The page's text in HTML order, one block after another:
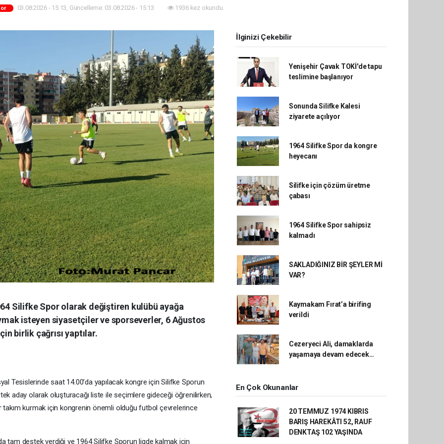
03.08.2026 - 15:13, Güncelleme: 03.08.2026 - 15:13 1936 kez okundu.
Silifke Spor olarak değiştiren kulübü ayağa
isteyen siyasetçiler ve sporseverler, 6 Ağustos
birlik çağrısı yaptılar.
Tesislerinde saat 14.00’da yapılacak kongre için Silifke Sporun
aday olarak oluşturacağı liste ile seçimlere gideceği öğrenilirken,
kurmak için kongrenin önemli olduğu futbol çevrelerince
tam destek verdiği ve 1964 Silifke Sporun ligde kalmak için
İlginizi Çekebilir
Yenişehir Çavak TOKİ'de tapu
teslimine başlanıyor
Sonunda Silifke Kalesi
ziyarete açılıyor
1964 Silifke Spor da kongre
heyecanı
Silifke için çözüm üretme
çabası
1964 Silifke Spor sahipsiz
kalmadı
SAKLADIĞINIZ BİR ŞEYLER Mİ
VAR?
Kaymakam Fırat’a birifing
verildi
Cezeryeci Ali, damaklarda
yaşamaya devam edecek…
En Çok Okunanlar
20 TEMMUZ 1974 KIBRIS
BARIŞ HAREKÂTI 52, RAUF
DENKTAŞ 102 YAŞINDA